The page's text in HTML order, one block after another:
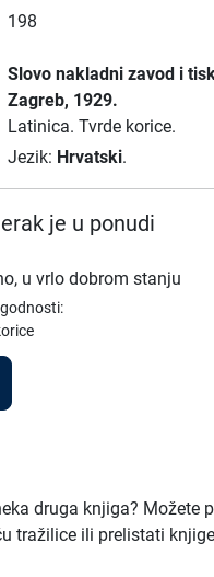
198
Slovo nakladni zavod i
Zagreb, 1929.
Latinica. Tvrde korice.
Jezik: Hrvatski.
je u ponudi
u vrlo dobrom stanju
druga knjiga? Možete
tražilice ili prelistati